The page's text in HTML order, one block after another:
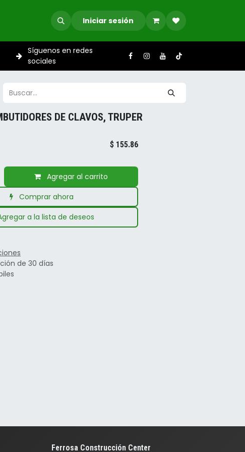
Iniciar sesión
Síguenos en redes
sociales
DE CLAVOS, TRUPER
Agregar al carrito
Comprar ahora
a la lista de deseos
$ 155.86
de 30 días
Ferrosa Construcción Center